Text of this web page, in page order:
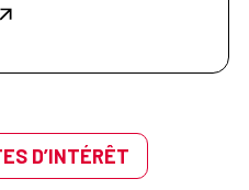
D’INTÉRÊT